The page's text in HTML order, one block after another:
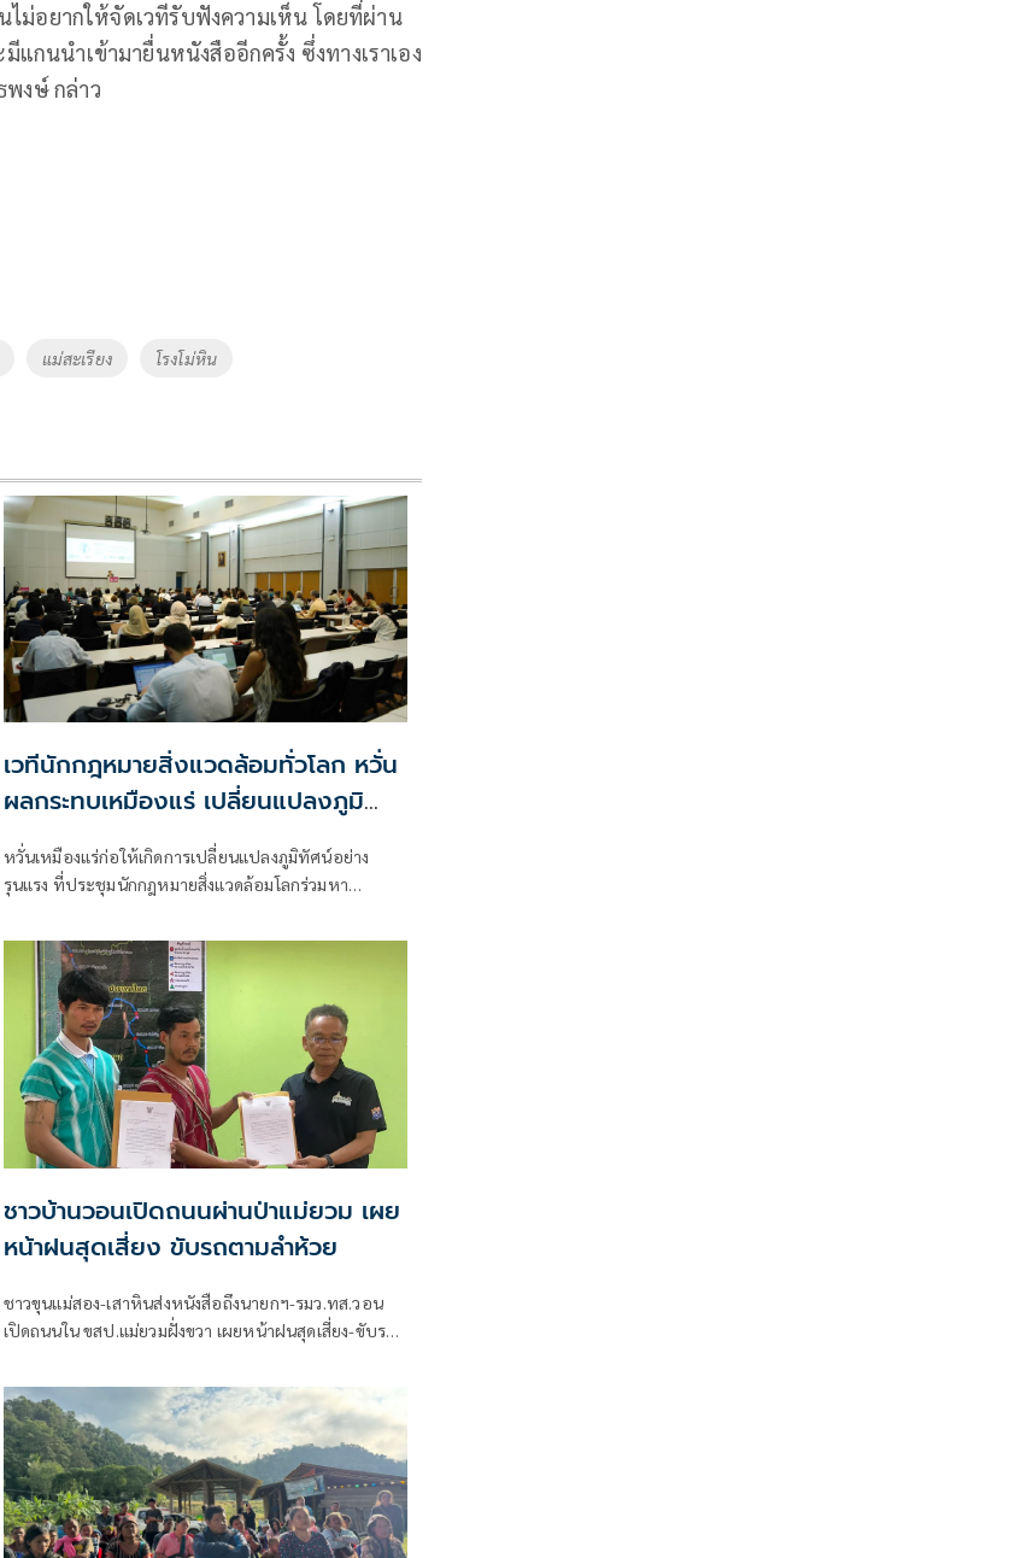
ไม่อยากให้จัดเวทีรับฟังความเห็น โดยที่ผ่าน
กนนำเข้ามายื่นหนังสืออีกครั้ง ซึ่งทางเราเอง
งษ์ กล่าว
แม่สะเรียง โรงโม่หิน
เวทีนักกฎหมายสิ่งแวดล้อมทั่วโลก หวั่น
ผลกระทบเหมืองแร่ เปลี่ยนแปลงภูมิ
ทัศน์อย่างรุนแรง
หวั่นเหมืองแร่ก่อให้เกิดการเปลี่ยนแปลงภูมิทัศน์อย่าง
รุนแรง ที่ประชุมนักกฎหมายสิ่งแวดล้อมโลกร่วมหา
ชาวบ้านวอนเปิดถนนผ่านป่าแม่ยวม เผย
หน้าฝนสุดเสี่ยง ขับรถตามลำห้วย
ชาวขุนแม่สอง-เสาหินส่งหนังสือถึงนายกฯ-รมว.ทส.วอน
เปิดถนนใน ขสป.แม่ยวมฝั่งขวา เผยหน้าฝนสุดเสี่ยง-ขับรถ